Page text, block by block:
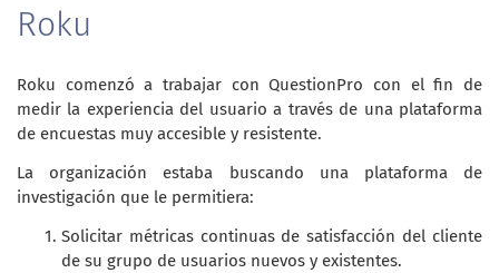
Roku
Roku comenzó a trabajar con QuestionPro con el fin de
medir la experiencia del usuario a través de una plataforma
de encuestas muy accesible y resistente.
La organización estaba buscando una plataforma de
investigación que le permitiera:
Solicitar métricas continuas de satisfacción del cliente
de su grupo de usuarios nuevos y existentes.